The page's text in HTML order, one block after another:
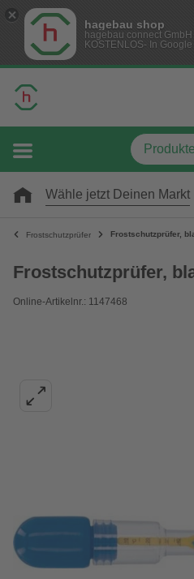
hagebau shop
hagebau connect GmbH
KOSTENLOS- In
Wähle jetzt Deinen Markt
Frostschutzprüfer Frostschutzprüfer,
Frostschutzprüfer,
Online-Artikelnr.: 1147468